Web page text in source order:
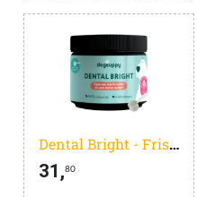
Dental Bright - Frisse Adem, Schone Gebit & Witte Tanden - Vermindert Tandplak & Tandsteen - +- 60 schepjes - 100% Natuurlijke ingredienten - Pepermunt, Bruine Algen, Granaatappel & Cichoreiwortel - Alternatief voor Tandpasta & Tandenborstel
31,80